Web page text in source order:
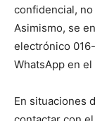
confidencial,
Asimismo, se
electrónico
WhatsApp en
En situaciones